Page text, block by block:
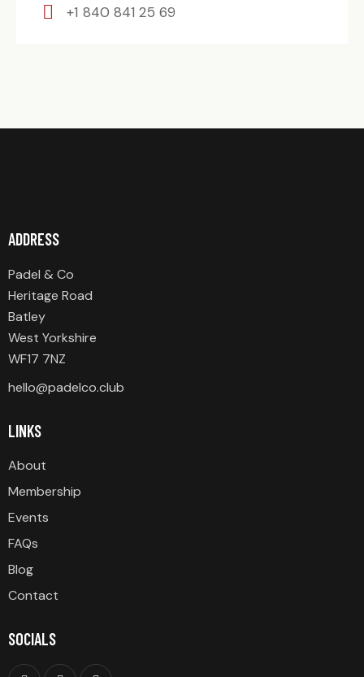
+1 840 841 25 69
ADDRESS
Padel & Co
Heritage Road
Batley
West Yorkshire
WF17 7NZ
hello@padelco.club
LINKS
About
Membership
Events
FAQs
Blog
Contact
SOCIALS